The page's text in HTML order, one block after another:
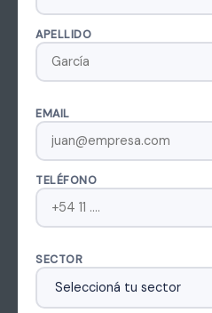
APELLIDO
EMAIL
TELÉFONO
SECTOR